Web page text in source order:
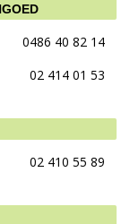
0486 40 82 14
02 414 01 53
02 410 55 89